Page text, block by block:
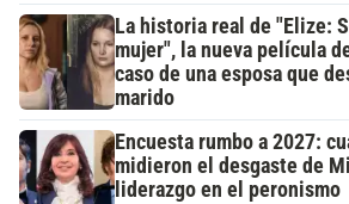
La historia real de "Elize:
mujer", la nueva película
caso de una esposa que
marido
Encuesta rumbo a 2027:
midieron el desgaste de
liderazgo en el peronismo